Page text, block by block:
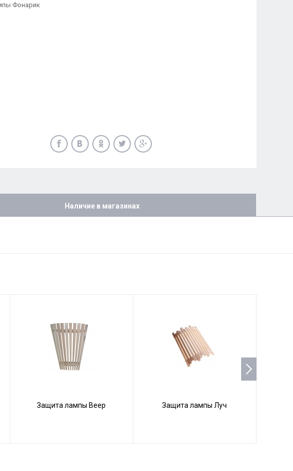
Фонарик
Наличие в магазинах
Защита лампы Веер Защита лампы Луч